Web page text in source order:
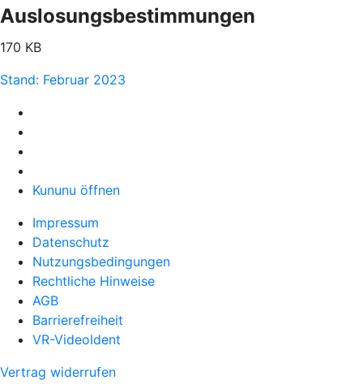
Auslosungsbestimmungen
170 KB
Stand: Februar 2023
Kununu öffnen
Impressum
Datenschutz
Nutzungsbedingungen
Rechtliche Hinweise
AGB
Barrierefreiheit
VR-VideoIdent
Vertrag widerrufen